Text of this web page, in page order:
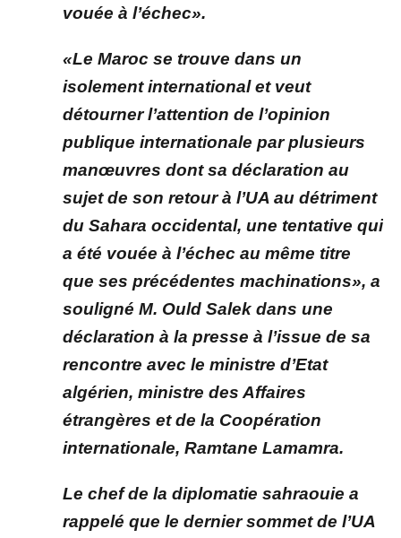
vouée à l’échec».
«Le Maroc se trouve dans un
isolement international et veut
détourner l’attention de l’opinion
publique internationale par plusieurs
manœuvres dont sa déclaration au
sujet de son retour à l’UA au détriment
du Sahara occidental, une tentative qui
a été vouée à l’échec au même titre
que ses précédentes machinations», a
souligné M. Ould Salek dans une
déclaration à la presse à l’issue de sa
rencontre avec le ministre d’Etat
algérien, ministre des Affaires
étrangères et de la Coopération
internationale, Ramtane Lamamra.
Le chef de la diplomatie sahraouie a
rappelé que le dernier sommet de l’UA